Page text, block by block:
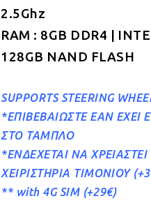
2.5Ghz
RAM : 8GB DDR4 |
128GB NAND FLASH
SUPPORTS STEERING
*ΕΠΙΒΕΒΑΙΩΣΤΕ ΕΑΝ ΕΧΕΙ
ΣΤΟ ΤΑΜΠΛΟ
*ΕΝΔΕΧΕΤΑΙ ΝΑ ΧΡΕΙΑΣΤΕI
ΧΕΙΡΙΣΤΗΡΙΑ ΤΙΜΟΝΙΟΥ
** with 4G SIM (+29€)